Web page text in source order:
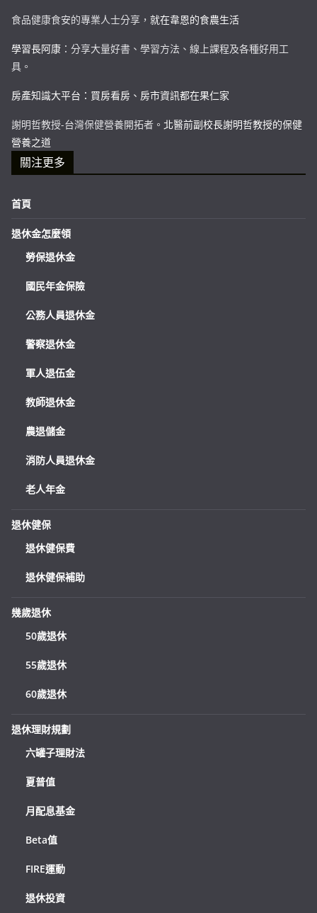
食品健康食安的專業人士分享， 就在韋恩的食農生活
學習長阿康 ：分享大量好書、學習方法、線上課程及各種好用工
具。
房產知識大平台：買房看房、房市資訊都在果仁家
謝明哲教授-台灣保健營養開拓者。 北醫前副校長謝明哲教授的保健
營養之道
關注更多
首頁
退休金怎麼領
勞保退休金
國民年金保險
公務人員退休金
警察退休金
軍人退伍金
教師退休金
農退儲金
消防人員退休金
老人年金
退休健保
退休健保費
退休健保補助
幾歲退休
50歲退休
55歲退休
60歲退休
退休理財規劃
六罐子理財法
夏普值
月配息基金
Beta值
FIRE運動
退休投資